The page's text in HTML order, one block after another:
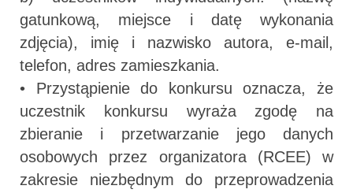
gatunkową, miejsce i datę wykonania
zdjęcia), imię i nazwisko autora, e-mail,
telefon, adres zamieszkania.
• Przystąpienie do konkursu oznacza, że
uczestnik konkursu wyraża zgodę na
zbieranie i przetwarzanie jego danych
osobowych przez organizatora (RCEE) w
zakresie niezbędnym do przeprowadzenia